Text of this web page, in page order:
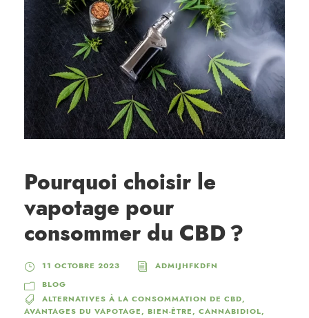
Pourquoi choisir le
vapotage pour
consommer du CBD ?
11 OCTOBRE 2023
ADMIJHFKDFN
BLOG
ALTERNATIVES À LA CONSOMMATION DE CBD,
AVANTAGES DU VAPOTAGE, BIEN-ÊTRE, CANNABIDIOL,